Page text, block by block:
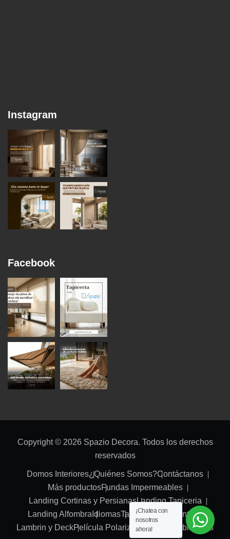
Instagram
Facebook
Copyright © 2026 Spazio Decora. Todos los derechos
reservados
Domos Interiores¿Quiénes Somos?Contáctanos
Más productosFundas Impermeables
Landing Cortinas y PersianasLanding Tapiceria
Landing AlfombraIdiomasTabla RocaCarpintería
Lambrin y DeckPelícula PolarizadoTapetes Tablarocas
¡Chatea con
nosotros
ahora!